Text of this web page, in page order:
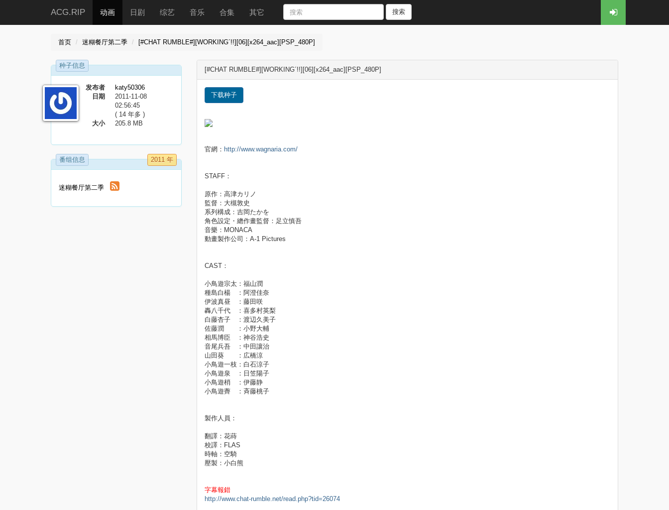
ACG.RIP 动画 日剧 综艺 音乐 合集 其它 搜索
首页 迷糊餐厅第二季 [#CHAT RUMBLE#][WORKING´!!][06][x264_aac][PSP_480P]
种子信息
发布者
katy50306
日期
2011-11-08
02:56:45
( 14 年多 )
大小
205.8 MB
番组信息 2011 年
迷糊餐厅第二季
[#CHAT RUMBLE#][WORKING´!!][06][x264_aac][PSP_480P]
下载种子
官網： http://www.wagnaria.com/
STAFF：
原作：高津カリノ
監督：大槻敦史
系列構成：吉岡たかを
角色設定・總作畫監督：足立慎吾
音樂：MONACA
動畫製作公司：A-1 Pictures
CAST：
小鳥遊宗太：福山潤
種島白楊 ：阿澄佳奈
伊波真昼 ：藤田咲
轟八千代 ：喜多村英梨
白藤杏子 ：渡辺久美子
佐藤潤 ：小野大輔
相馬博臣 ：神谷浩史
音尾兵吾 ：中田讓治
山田葵 ：広橋涼
小鳥遊一枝：白石涼子
小鳥遊泉 ：日笠陽子
小鳥遊梢 ：伊藤静
小鳥遊薺 ：斉藤桃子
製作人員：
翻譯：花蒔
校譯：FLAS
時軸：空騎
壓製：小白熊
字幕報錯
http://www.chat-rumble.net/read.php?tid=26074